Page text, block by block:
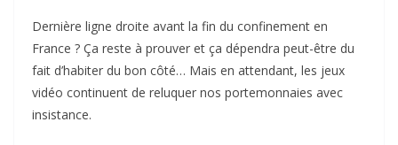
Dernière ligne droite avant la fin du confinement en
France ? Ça reste à prouver et ça dépendra peut-être du
fait d’habiter du bon côté… Mais en attendant, les jeux
vidéo continuent de reluquer nos portemonnaies avec
insistance.